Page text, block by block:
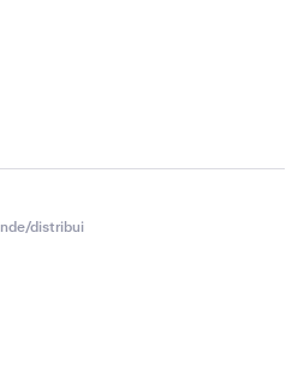
distribui